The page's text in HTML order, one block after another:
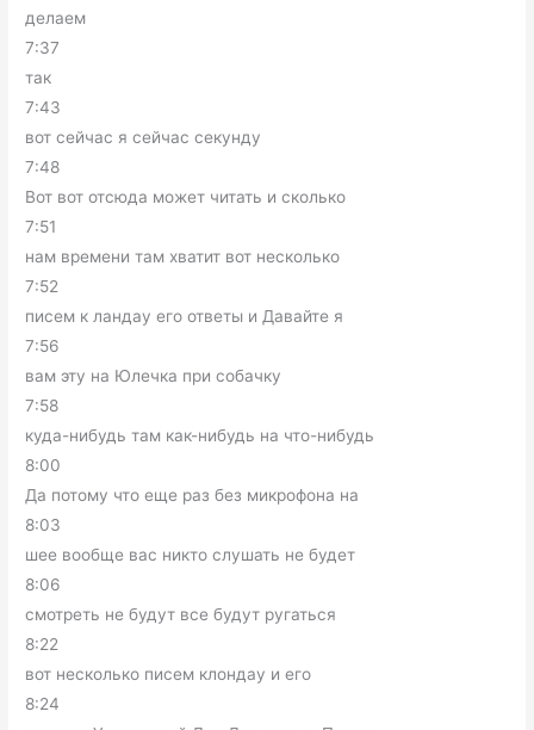
делаем
7:37
так
7:43
вот сейчас я сейчас секунду
7:48
Вот вот отсюда может читать и сколько
7:51
нам времени там хватит вот несколько
7:52
писем к ландау его ответы и Давайте я
7:56
вам эту на Юлечка при собачку
7:58
куда-нибудь там как-нибудь на что-нибудь
8:00
Да потому что еще раз без микрофона на
8:03
шее вообще вас никто слушать не будет
8:06
смотреть не будут все будут ругаться
8:22
вот несколько писем клондау и его
8:24